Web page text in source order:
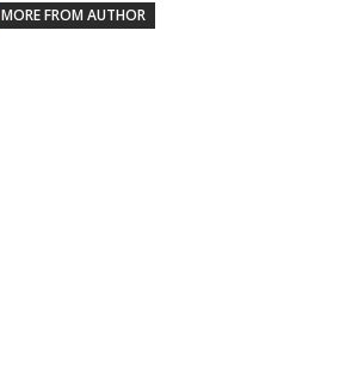
MORE FROM AUTHOR